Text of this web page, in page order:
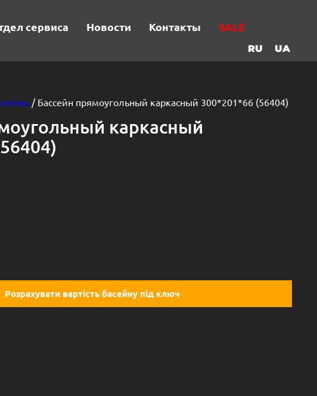
сервиса Новости Контакты SALE
RU UA
/ Бассейн прямоугольный каркасный 300*201*66 (56404)
каркасный
Розрахувати вартість басейну під ключ